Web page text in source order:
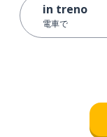
in treno
電車で